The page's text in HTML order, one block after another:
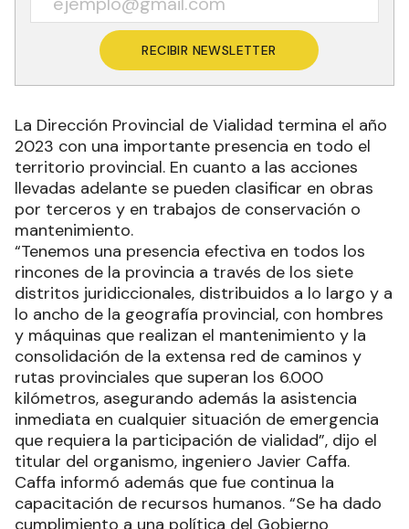
RECIBIR NEWSLETTER
La Dirección Provincial de Vialidad termina el año
2023 con una importante presencia en todo el
territorio provincial. En cuanto a las acciones
llevadas adelante se pueden clasificar en obras
por terceros y en trabajos de conservación o
mantenimiento.
“Tenemos una presencia efectiva en todos los
rincones de la provincia a través de los siete
distritos juridiccionales, distribuidos a lo largo y a
lo ancho de la geografía provincial, con hombres
y máquinas que realizan el mantenimiento y la
consolidación de la extensa red de caminos y
rutas provinciales que superan los 6.000
kilómetros, asegurando además la asistencia
inmediata en cualquier situación de emergencia
que requiera la participación de vialidad”, dijo el
titular del organismo, ingeniero Javier Caffa.
Caffa informó además que fue continua la
capacitación de recursos humanos. “Se ha dado
cumplimiento a una política del Gobierno